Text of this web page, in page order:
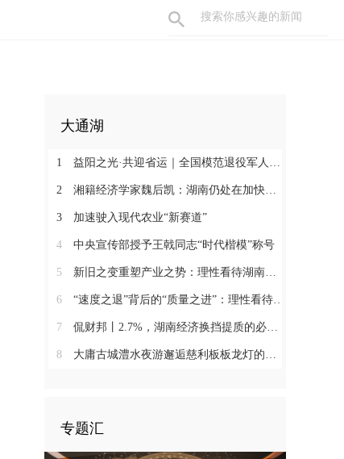
大通湖
1 益阳之光·共迎省运｜全国模范退役军人许国良的乡村美育之路
2 湘籍经济学家魏后凯：湖南仍处在加快发展的过程中
3 加速驶入现代农业“新赛道”
4 中央宣传部授予王戟同志“时代楷模”称号
5 新旧之变重塑产业之势：理性看待湖南经济半年报（二）
6 “速度之退”背后的“质量之进”：理性看待湖南经济半年报（一）
7 侃财邦丨2.7%，湖南经济换挡提质的必经关口
8 大庸古城澧水夜游邂逅慈利板板龙灯的千年浪漫
专题汇